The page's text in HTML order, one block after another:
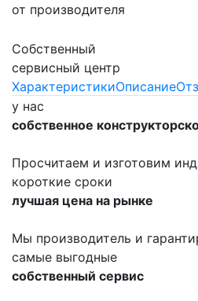
от производителя
Собственный
сервисный центр
ХарактеристикиОписание
у нас
собственное
Просчитаем и изготовим
короткие сроки
лучшая цена на рынке
Мы производитель и
самые выгодные
собственный сервис